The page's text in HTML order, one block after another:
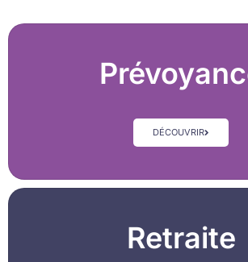
DÉCOUVRIR
Retraite